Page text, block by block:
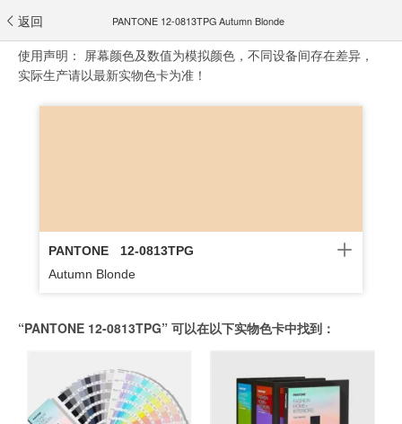
返回 PANTONE 12-0813TPG Autumn Blonde
使用声明： 屏幕颜色及数值为模拟颜色，不同设备间存在差异，
实际生产请以最新实物色卡为准！
PANTONE
12-0813TPG
Autumn Blonde
“PANTONE 12-0813TPG” 可以在以下实物色卡中找到：